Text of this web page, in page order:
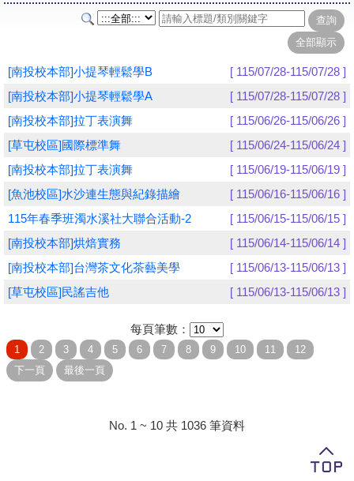
志工與社團
友站連結
網路選課
學員專區
教師專區
評委專區
[南投校本部]小提琴輕鬆學B
[ 115/07/28-115/07/28 ]
[南投校本部]小提琴輕鬆學A
[ 115/07/28-115/07/28 ]
[南投校本部]拉丁表演舞
[ 115/06/26-115/06/26 ]
[草屯校區]國際標準舞
[ 115/06/24-115/06/24 ]
[南投校本部]拉丁表演舞
[ 115/06/19-115/06/19 ]
[魚池校區]水沙連生態與紀錄描繪
[ 115/06/16-115/06/16 ]
115年春季班濁水溪社大聯合活動-2
[ 115/06/15-115/06/15 ]
[南投校本部]烘焙實務
[ 115/06/14-115/06/14 ]
[南投校本部]台灣茶文化茶藝美學
[ 115/06/13-115/06/13 ]
[草屯校區]民謠吉他
[ 115/06/13-115/06/13 ]
每頁筆數：
No. 1 ~ 10 共 1036 筆資料